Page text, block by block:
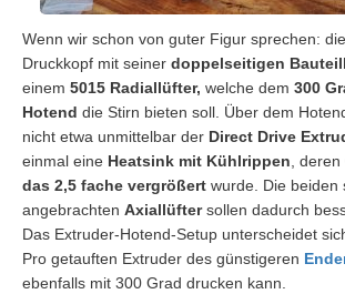
Wenn wir schon von guter Figur sprechen:
Druckkopf mit seiner doppelseitigen
einem 5015 Radiallüfter, welche dem 300
Hotend die Stirn bieten soll. Über dem
nicht etwa unmittelbar der Direct Drive
einmal eine Heatsink mit Kühlrippen, deren
das 2,5 fache vergrößert wurde. Die beiden
angebrachten Axiallüftersollen dadurch
Das Extruder-Hotend-Setup unterscheidet
Pro getauften Extruder des günstigeren
ebenfalls mit 300 Grad drucken kann.